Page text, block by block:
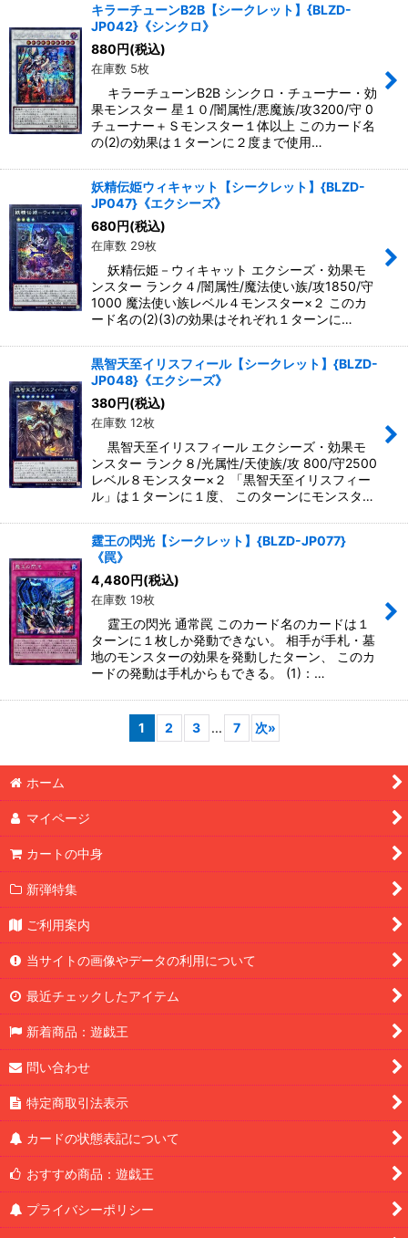
キラーチューンB2B【シークレット】{BLZD-
JP042}《シンクロ》
880円(税込)
在庫数 5枚
キラーチューンB2B シンクロ・チューナー・効
果モンスター 星１０/闇属性/悪魔族/攻3200/守 0
チューナー＋Ｓモンスター１体以上 このカード名
の(2)の効果は１ターンに２度まで使用…
妖精伝姫ウィキャット【シークレット】{BLZD-
JP047}《エクシーズ》
680円(税込)
在庫数 29枚
妖精伝姫－ウィキャット エクシーズ・効果モ
ンスター ランク４/闇属性/魔法使い族/攻1850/守
1000 魔法使い族レベル４モンスター×２ このカ
ード名の(2)(3)の効果はそれぞれ１ターンに…
黒智天至イリスフィール【シークレット】{BLZD-
JP048}《エクシーズ》
380円(税込)
在庫数 12枚
黒智天至イリスフィール エクシーズ・効果モ
ンスター ランク８/光属性/天使族/攻 800/守2500
レベル８モンスター×２ 「黒智天至イリスフィー
ル」は１ターンに１度、 このターンにモンスタ…
霆王の閃光【シークレット】{BLZD-JP077}
《罠》
4,480円(税込)
在庫数 19枚
霆王の閃光 通常罠 このカード名のカードは１
ターンに１枚しか発動できない。 相手が手札・墓
地のモンスターの効果を発動したターン、 このカ
ードの発動は手札からもできる。 (1)：…
1 2 3 ... 7 次»
ホーム
マイページ
カートの中身
新弾特集
ご利用案内
当サイトの画像やデータの利用について
最近チェックしたアイテム
新着商品：遊戯王
問い合わせ
特定商取引法表示
カードの状態表記について
おすすめ商品：遊戯王
プライバシーポリシー